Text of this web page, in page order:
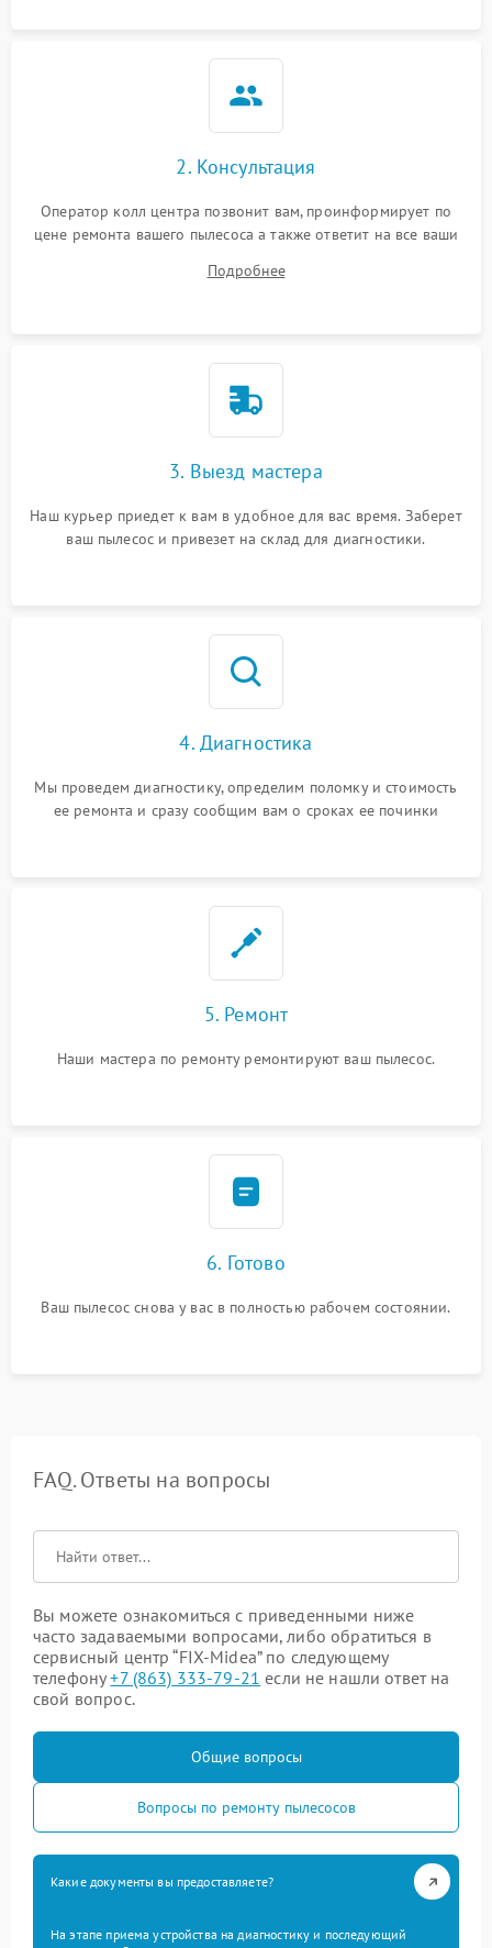
2. Консультация
Оператор колл центра позвонит вам, проинформирует по
цене ремонта вашего пылесоса а также ответит на все ваши
Подробнее
3. Выезд мастера
Наш курьер приедет к вам в удобное для вас время. Заберет
ваш пылесос и привезет на склад для диагностики.
4. Диагностика
Мы проведем диагностику, определим поломку и стоимость
ее ремонта и сразу сообщим вам о сроках ее починки
5. Ремонт
Наши мастера по ремонту ремонтируют ваш пылесос.
6. Готово
Ваш пылесос снова у вас в полностью рабочем состоянии.
FAQ. Ответы на вопросы
Вы можете ознакомиться с приведенными ниже
часто задаваемыми вопросами, либо обратиться в
сервисный центр “FIX-Midea” по следующему
телефону+7 (863) 333-79-21 если не нашли ответ на
свой вопрос.
Общие вопросы
Вопросы по ремонту пылесосов
Какие документы вы предоставляете?
На этапе приема устройства на диагностику и последующий